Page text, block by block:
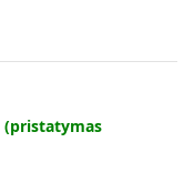
(pristatymas